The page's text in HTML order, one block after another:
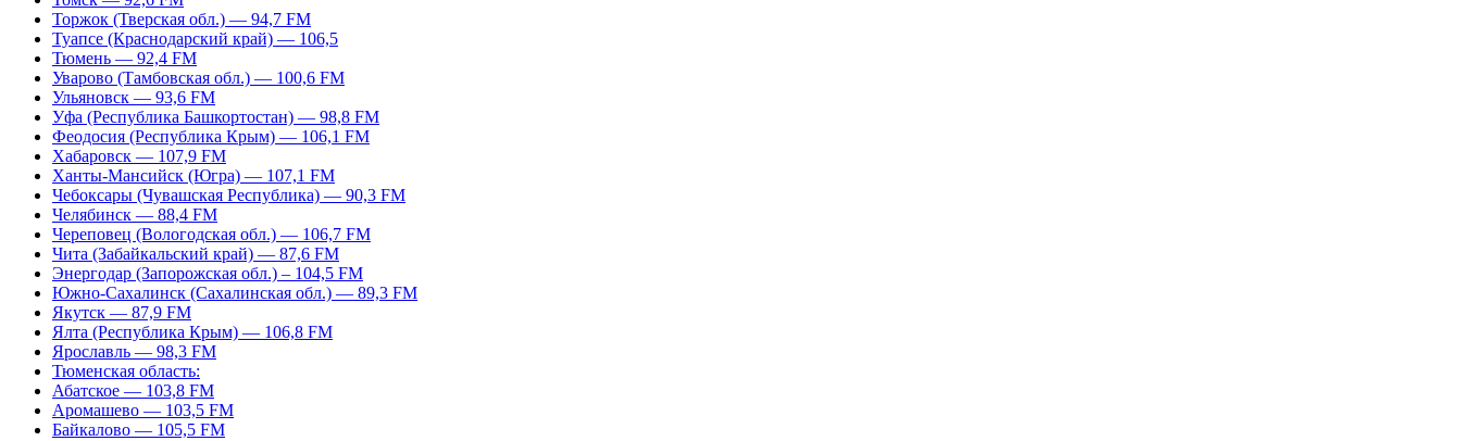
Торжок (Тверская обл.) — 94,7 FM
Туапсе (Краснодарский край) — 106,5
Тюмень — 92,4 FM
Уварово (Тамбовская обл.) — 100,6 FM
Ульяновск — 93,6 FM
Уфа (Республика Башкортостан) — 98,8 FM
Феодосия (Республика Крым) — 106,1 FM
Хабаровск — 107,9 FM
Ханты-Мансийск (Югра) — 107,1 FM
Чебоксары (Чувашская Республика) — 90,3 FM
Челябинск — 88,4 FM
Череповец (Вологодская обл.) — 106,7 FM
Чита (Забайкальский край) — 87,6 FM
Энергодар (Запорожская обл.) – 104,5 FM
Южно-Сахалинск (Сахалинская обл.) — 89,3 FM
Якутск — 87,9 FM
Ялта (Республика Крым) — 106,8 FM
Ярославль — 98,3 FM
Тюменская область:
Абатское — 103,8 FM
Аромашево — 103,5 FM
Байкалово — 105,5 FM